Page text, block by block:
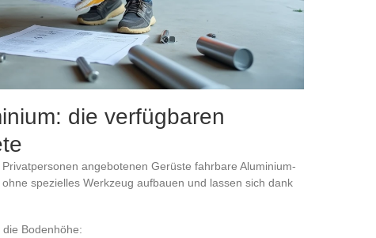
die verfügbaren
angebotenen Gerüste fahrbare Aluminium-
spezielles Werkzeug aufbauen und lassen sich dank
Bodenhöhe: